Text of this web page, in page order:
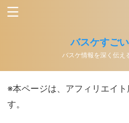
バスケすごい
バスケ情報を深く伝え
※本ページは、アフィリエイ
す。